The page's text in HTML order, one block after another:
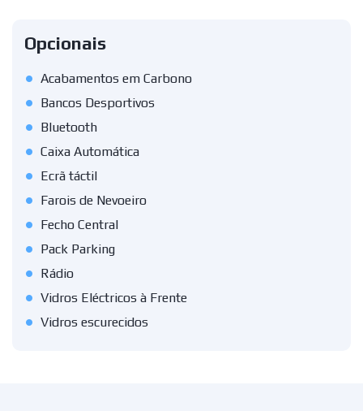
Opcionais
• Acabamentos em Carbono
• Bancos Desportivos
• Bluetooth
• Caixa Automática
• Ecrã táctil
• Farois de Nevoeiro
• Fecho Central
• Pack Parking
• Rádio
• Vidros Eléctricos à Frente
• Vidros escurecidos